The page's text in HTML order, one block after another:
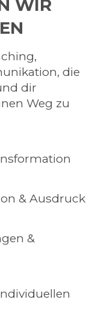
WIR
die
dir
Weg zu
& Ausdruck
&